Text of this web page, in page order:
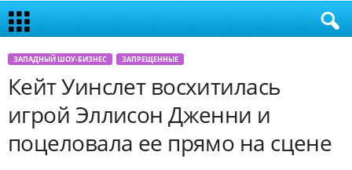
ЗАПАДНЫЙ ШОУ-БИЗНЕС ЗАПРЕЩЕННЫЕ
Кейт Уинслет восхитилась
игрой Эллисон Дженни и
поцеловала ее прямо на сцене